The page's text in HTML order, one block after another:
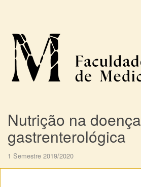
Nutrição na doença
gastrenterológica
1 Semestre 2019/2020